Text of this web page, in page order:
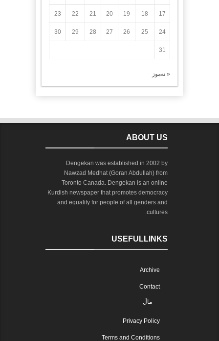
17
18
19
20
21
22
23
24
25
26
27
28
29
30
31
« تەموز
ABOUT US
Dengekan was established in 2002 by
Nawzad Medhat (Goran Abdullah) from
Toronto Canada. Dengekan is an online
Kurdish newspaper that promotes democracy
and equality for people of all genders and
cultures.
USEFULLINKS
Archive
Contact
ماڵ
Privacy Policy
Terms and Conditions